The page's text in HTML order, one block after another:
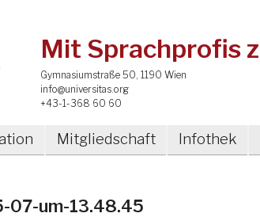
Mit Sprachprofis
Gymnasiumstraße 50, 1190 Wien
info@universitas.org
+43-1-368 60 60
Mitgliedschaft Infothek
07-um-13.48.45